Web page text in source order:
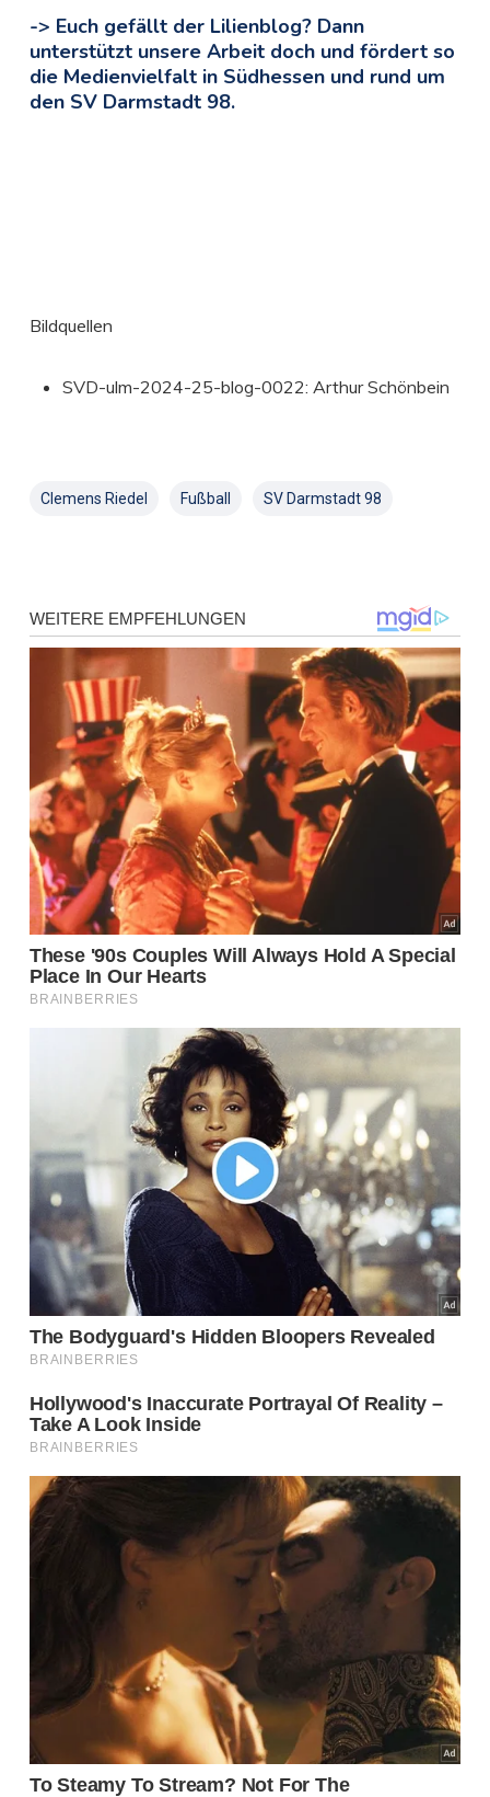
-> Euch gefällt der Lilienblog? Dann
unterstützt unsere Arbeit doch und fördert so
die Medienvielfalt in Südhessen und rund um
den SV Darmstadt 98.
Bildquellen
SVD-ulm-2024-25-blog-0022: Arthur Schönbein
Clemens Riedel Fußball SV Darmstadt 98